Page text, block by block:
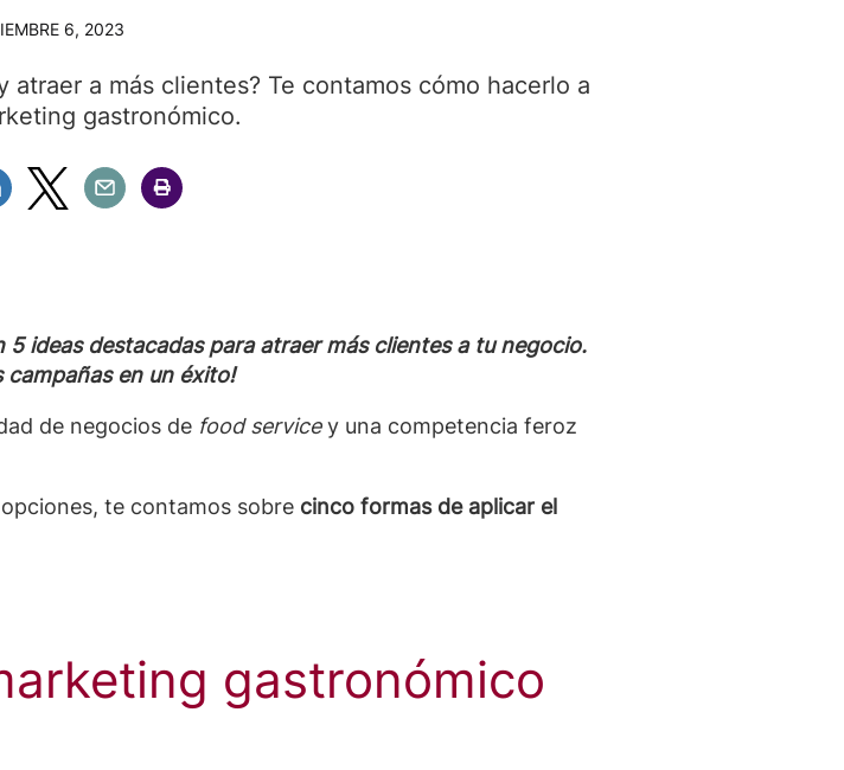
6, 2023
a más clientes? Te contamos cómo hacerlo a
gastronómico.
FacebookLinkedin
Compartir Twitter
Compartir Email
Compartir Imprimir
ideas destacadas para atraer más clientes a tu negocio.
campañas en un éxito!
de negocios de food servicey una competencia feroz
te contamos sobre cinco formas de aplicar el
gastronómico